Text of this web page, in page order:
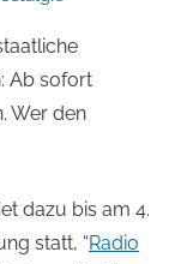
Ab sofort
Wer den
dazu bis am 4.
statt, “Radio